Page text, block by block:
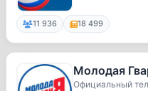
11 936 18 499
Молодая
Официальный